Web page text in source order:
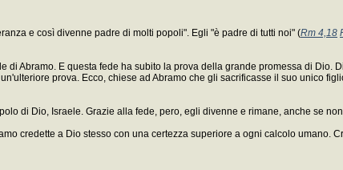
e così divenne padre di molti popoli". Egli "è padre di tutti noi" (Rm 4,18
di Abramo. E questa fede ha subito la prova della grande promessa di
prova. Ecco, chiese ad Abramo che gli sacrificasse il suo unico
di Dio, Israele. Grazie alla fede, pero, egli divenne e rimane, anche se
credette a Dio stesso con una certezza superiore a ogni calcolo